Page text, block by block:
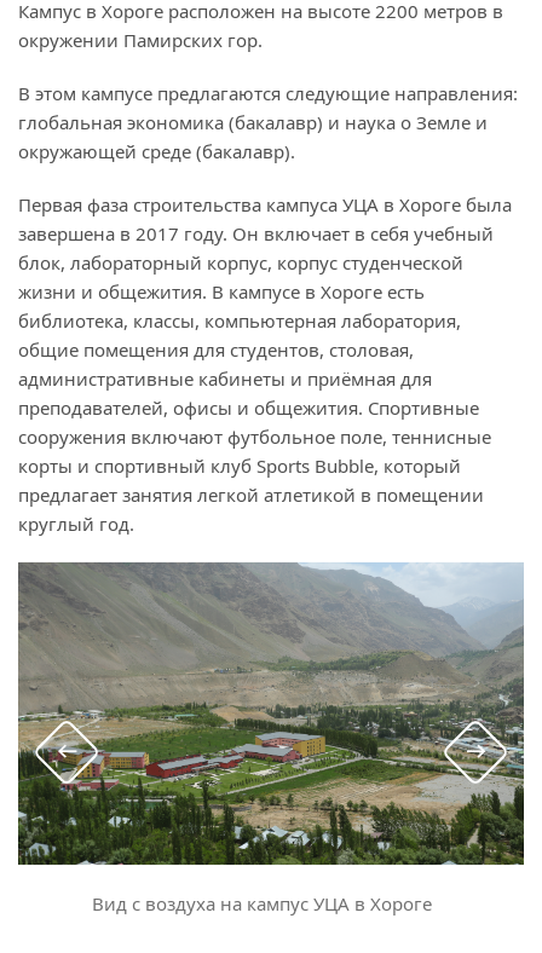
Кампус в Хороге расположен на высоте 2200 метров в
окружении Памирских гор.
В этом кампусе предлагаются следующие направления:
глобальная экономика (бакалавр) и наука о Земле и
окружающей среде (бакалавр).
Первая фаза строительства кампуса УЦА в Хороге была
завершена в 2017 году. Он включает в себя учебный
блок, лабораторный корпус, корпус студенческой
жизни и общежития. В кампусе в Хороге есть
библиотека, классы, компьютерная лаборатория,
общие помещения для студентов, столовая,
административные кабинеты и приёмная для
преподавателей, офисы и общежития. Спортивные
сооружения включают футбольное поле, теннисные
корты и спортивный клуб Sports Bubble, который
предлагает занятия легкой атлетикой в помещении
круглый год.
Вид с воздуха на кампус УЦА в Хороге